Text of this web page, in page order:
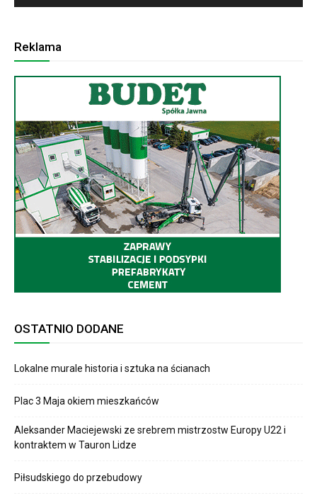
Reklama
OSTATNIO DODANE
Lokalne murale historia i sztuka na ścianach
Plac 3 Maja okiem mieszkańców
Aleksander Maciejewski ze srebrem mistrzostw Europy U22 i
kontraktem w Tauron Lidze
Piłsudskiego do przebudowy